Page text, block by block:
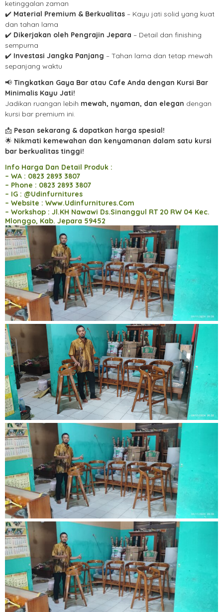
ketinggalan zaman
✔️ Material Premium & Berkualitas – Kayu jati solid yang kuat
dan tahan lama
✔️ Dikerjakan oleh Pengrajin Jepara – Detail dan finishing
sempurna
✔️ Investasi Jangka Panjang – Tahan lama dan tetap mewah
sepanjang waktu
📢 Tingkatkan Gaya Bar atau Cafe Anda dengan Kursi Bar
Minimalis Kayu Jati!
Jadikan ruangan lebih mewah, nyaman, dan elegan dengan
kursi bar premium ini.
📩 Pesan sekarang & dapatkan harga spesial!
🌟 Nikmati kemewahan dan kenyamanan dalam satu kursi
bar berkualitas tinggi!
Info Harga Dan Detail Produk :
– WA : 0823 2893 3807
– Phone : 0823 2893 3807
– IG : @Udinfurnitures
– Website : Www.Udinfurnitures.Com
– Workshop : Jl.KH Nawawi Ds.Sinanggul RT 20 RW 04 Kec.
Mlonggo, Kab. Jepara 59452